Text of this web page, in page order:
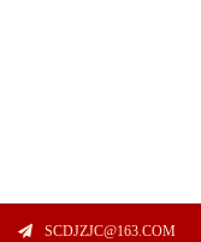
SCDJZJC@163.COM